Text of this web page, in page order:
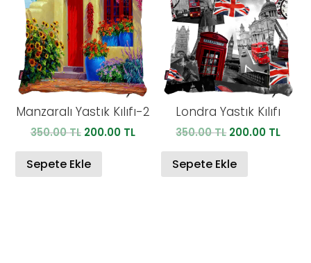
Manzaralı Yastık Kılıfı-2
350.00TL Orijinal
350.00 TL.
200.00 TLŞu
200.00 TL.
Sepete Ekle
Londra Yastık Kılıfı
350.00TL Orijinal
350.00 TL.
200.00 TLŞu
Sepete Ekle